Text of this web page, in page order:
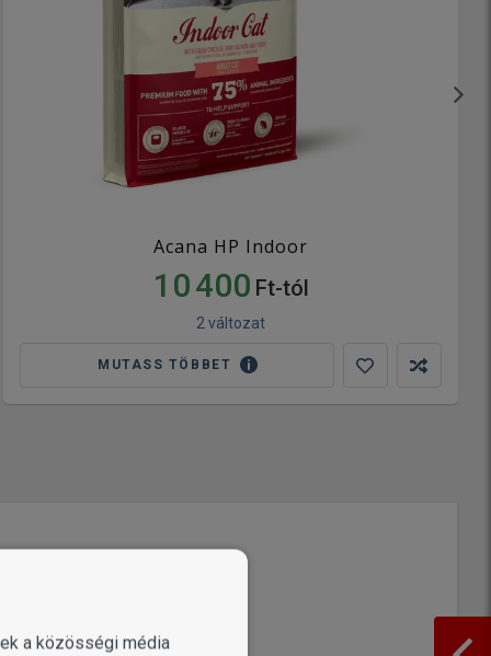
Acana HP Indoor
10 400 Ft-tól
2 változat
MUTASS TÖBBET
a közösségi média